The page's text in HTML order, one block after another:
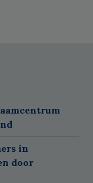
in
door